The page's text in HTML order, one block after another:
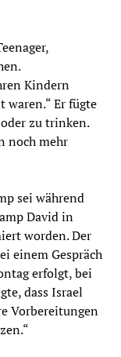
Kindern
Er fügte
zu trinken.
noch mehr
sei während
David in
worden. Der
einem Gespräch
erfolgt, bei
dass Israel
Vorbereitungen